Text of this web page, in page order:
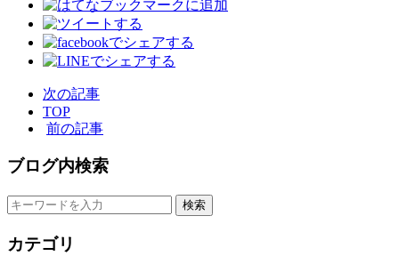
次の記事
TOP
前の記事
ブログ内検索
カテゴリ